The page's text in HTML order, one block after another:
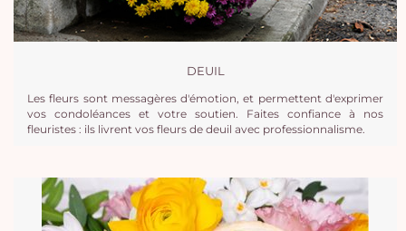
DEUIL
Les fleurs sont messagères d'émotion, et permettent d'exprimer
vos condoléances et votre soutien. Faites confiance à nos
fleuristes : ils livrent vos fleurs de deuil avec professionnalisme.